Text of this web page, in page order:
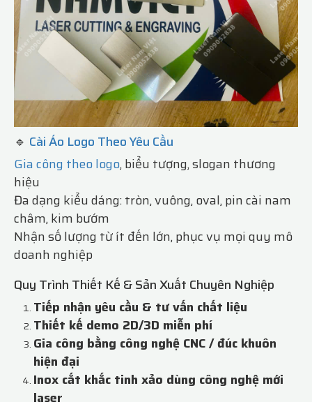
🔹 Cài Áo Logo Theo Yêu Cầu
Gia công theo logo, biểu tượng, slogan thương
hiệu
Đa dạng kiểu dáng: tròn, vuông, oval, pin cài nam
châm, kim bướm
Nhận số lượng từ ít đến lớn, phục vụ mọi quy mô
doanh nghiệp
Quy Trình Thiết Kế & Sản Xuất Chuyên Nghiệp
Tiếp nhận yêu cầu & tư vấn chất liệu
Thiết kế demo 2D/3D miễn phí
Gia công bằng công nghệ CNC / đúc khuôn
hiện đại
Inox cắt khắc tinh xảo dùng công nghệ mới
laser